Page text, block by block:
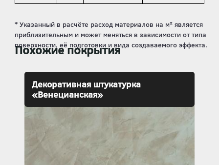
Похожие покрытия
Декоративная штукатурка
«Венецианская»